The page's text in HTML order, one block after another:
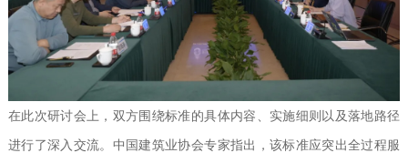
在此次研讨会上，双方围绕标准的具体内容、实施细则以及落地路径
进行了深入交流。中国建筑业协会专家指出，该标准应突出全过程服